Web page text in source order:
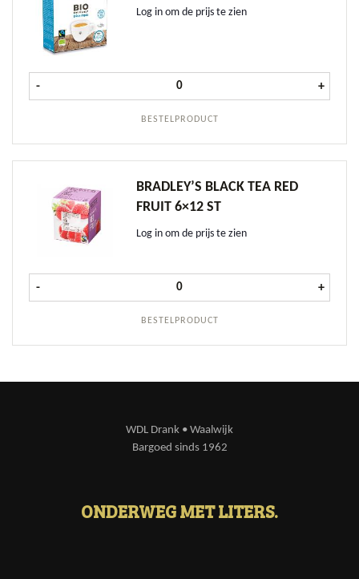
Log in om de prijs te zien
BESTELPRODUCT
- 123 Decafe Bio 10x16 PODS aantal
+
BRADLEY’S BLACK TEA RED
FRUIT 6×12 ST
Log in om de prijs te zien
BESTELPRODUCT
- Bradley's Black Tea Red Fruit 6x12
+
WDL Drank • Waalwijk
Bargoed sinds 1962
ONDERWEG MET LITERS.